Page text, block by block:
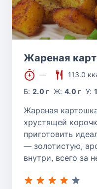
Жареная
—
113.0
Б:2.0 г Ж: 4.0 г У:
Жареная
хрустящей
приготовить
— золотистую,
внутри, всего за